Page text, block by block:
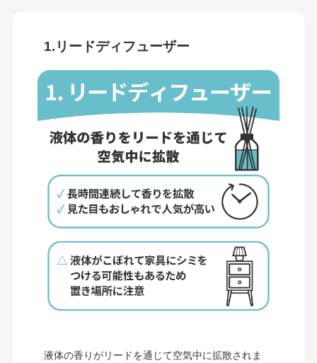
1.リードディフューザー
液体の香りがリードを通じて空気中に拡散されま